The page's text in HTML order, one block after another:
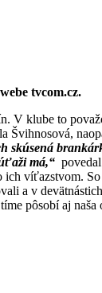
tvcom.cz.
klube to
skúsená
má,“
víťazstvom.
a v
pôsobí aj naša